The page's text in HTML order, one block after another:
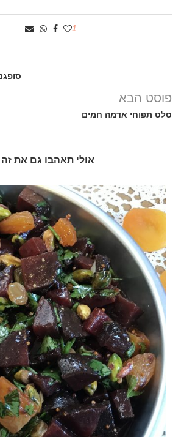
1
פוסט הבא
סלט תפוחי אדמה חמים
אולי תאהבו גם את זה